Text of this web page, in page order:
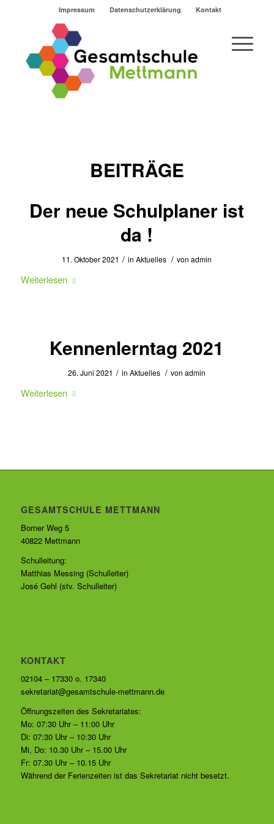
Impressum Datenschutzerklärung Kontakt
BEITRÄGE
Der neue Schulplaner ist
da !
11. Oktober 2021 / inAktuelles / vonadmin
Weiterlesen
Kennenlerntag 2021
26. Juni 2021 / inAktuelles / vonadmin
Weiterlesen
GESAMTSCHULE METTMANN
Borner Weg 5
40822 Mettmann
Schulleitung:
Matthias Messing (Schulleiter)
José Gehl (stv. Schulleiter)
KONTAKT
02104 – 17330 o. 17340
sekretariat@gesamtschule-mettmann.de
Öffnungszeiten des Sekretariates:
Mo: 07:30 Uhr – 11:00 Uhr
Di: 07:30 Uhr – 10:30 Uhr
Mi, Do: 10.30 Uhr – 15.00 Uhr
Fr: 07.30 Uhr – 10.15 Uhr
Während der Ferienzeiten ist das Sekretariat nicht besetzt.